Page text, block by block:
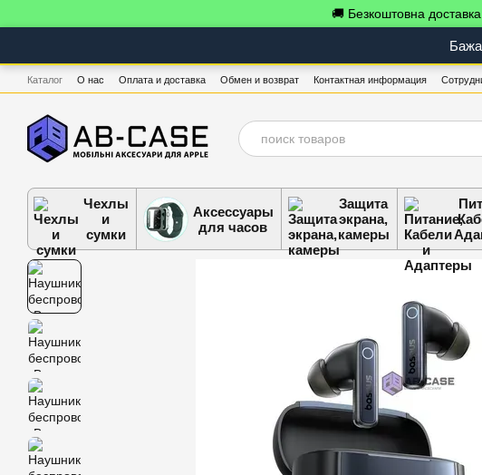
🚚 Безкоштовна
Каталог О нас Оплата и доставка Обмен и возврат Контактная информация
Чехлы
и
сумки
Аксессуары
для часов
Защита
экрана,
камеры